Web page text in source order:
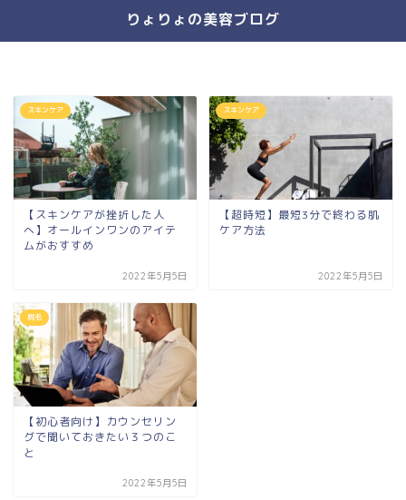
りょりょの美容ブログ
スキンケア
【スキンケアが挫折した人
へ】オールインワンのアイテ
ムがおすすめ
2022年5月5日
スキンケア
【超時短】最短3分で終わる肌
ケア方法
2022年5月5日
脱毛
【初心者向け】カウンセリン
グで聞いておきたい３つのこ
と
2022年5月5日